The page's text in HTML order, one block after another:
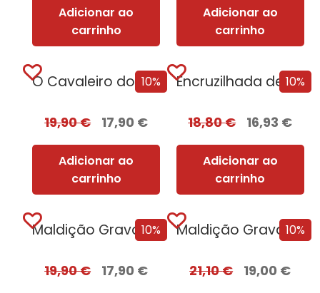
Adicionar ao
carrinho
Adicionar ao
carrinho
10%
O Cavaleiro dos Sete Reinos [Nova Edição]
19,90€ 17,90 €
Adicionar ao
carrinho
10%
Encruzilhada de Corvos
18,80€ 16,93 €
Adicionar ao
carrinho
10%
Maldição Gravada em Osso
19,90€ 17,90 €
10%
Maldição Gravada em Osso – Edição com EDGES
21,10€ 19,00 €